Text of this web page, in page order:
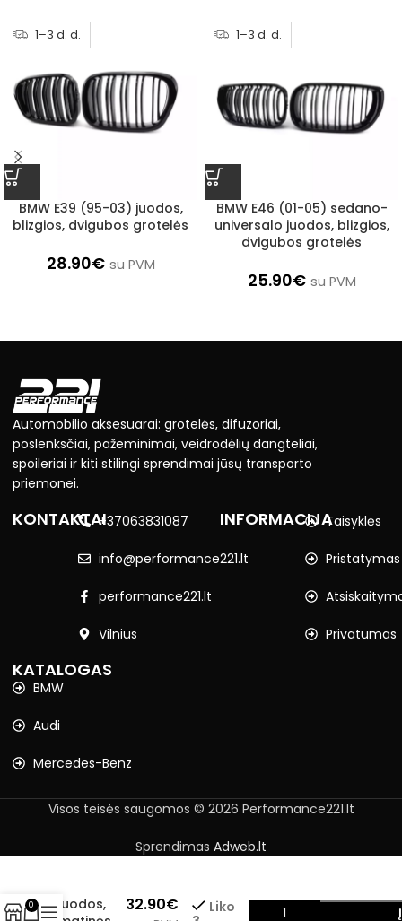
1–3 d. d.
BMW E39 (95-03) juodos,
blizgios, dvigubos grotelės
28.90€ su PVM
1–3 d. d.
BMW E46 (01-05) sedano-
universalo juodos, blizgios,
dvigubos grotelės
25.90€ su PVM
Automobilio aksesuarai: grotelės, difuzoriai,
poslenksčiai, pažeminimai, veidrodėlių dangteliai,
spoileriai ir kiti stilingi sprendimai jūsų transporto
priemonei.
KONTAKTAI+37063831087
info@performance221.lt
performance221.lt
Vilnius
INFORMACIJATaisyklės
Pristatymas
Privatumas
KATALOGAS
BMW
Audi
Mercedes-Benz
Visos teisės saugomos © 2026 Performance221.lt
Sprendimas Adweb.lt
juodos,
32.90€
Liko
0